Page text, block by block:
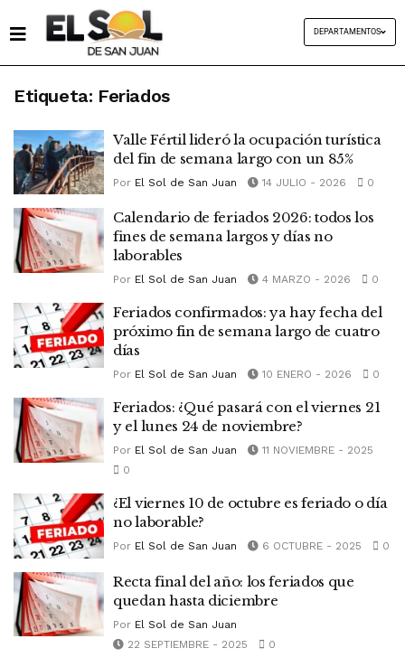
DEPARTAMENTOS
Etiqueta: Feriados
Valle Fértil lideró la ocupación turística
del fin de semana largo con un 85%
Por El Sol de San Juan 14 JULIO - 2026 0
Calendario de feriados 2026: todos los
fines de semana largos y días no
laborables
Por El Sol de San Juan 4 MARZO - 2026 0
Feriados confirmados: ya hay fecha del
próximo fin de semana largo de cuatro
días
Por El Sol de San Juan 10 ENERO - 2026 0
Feriados: ¿Qué pasará con el viernes 21
y el lunes 24 de noviembre?
Por El Sol de San Juan
11 NOVIEMBRE - 2025
0
¿El viernes 10 de octubre es feriado o día
no laborable?
Por El Sol de San Juan 6 OCTUBRE - 2025 0
Recta final del año: los feriados que
quedan hasta diciembre
Por El Sol de San Juan
22 SEPTIEMBRE - 2025
0